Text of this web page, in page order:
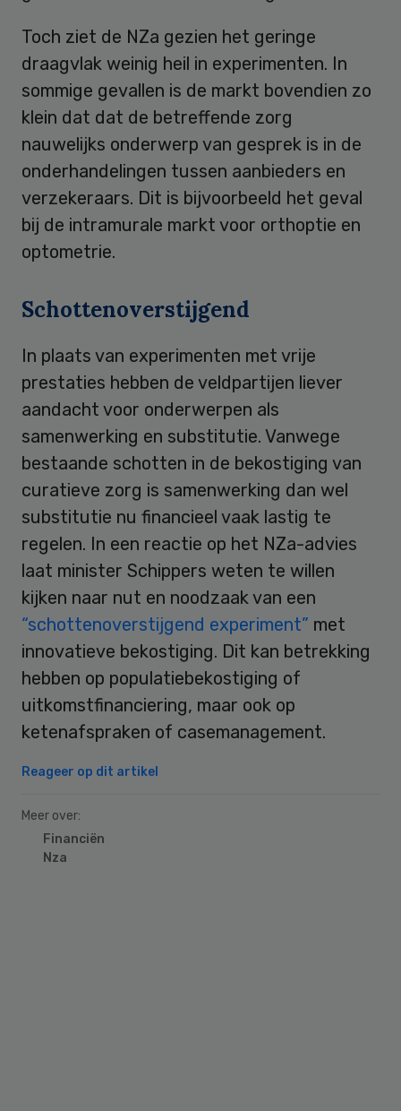
Toch ziet de NZa gezien het geringe
draagvlak weinig heil in experimenten. In
sommige gevallen is de markt bovendien zo
klein dat dat de betreffende zorg
nauwelijks onderwerp van gesprek is in de
onderhandelingen tussen aanbieders en
verzekeraars. Dit is bijvoorbeeld het geval
bij de intramurale markt voor orthoptie en
optometrie.
Schottenoverstijgend
In plaats van experimenten met vrije
prestaties hebben de veldpartijen liever
aandacht voor onderwerpen als
samenwerking en substitutie. Vanwege
bestaande schotten in de bekostiging van
curatieve zorg is samenwerking dan wel
substitutie nu financieel vaak lastig te
regelen. In een reactie op het NZa-advies
laat minister Schippers weten te willen
kijken naar nut en noodzaak van een
“schottenoverstijgend experiment” met
innovatieve bekostiging. Dit kan betrekking
hebben op populatiebekostiging of
uitkomstfinanciering, maar ook op
ketenafspraken of casemanagement.
Reageer op dit artikel
Meer over:
Financiën
Nza